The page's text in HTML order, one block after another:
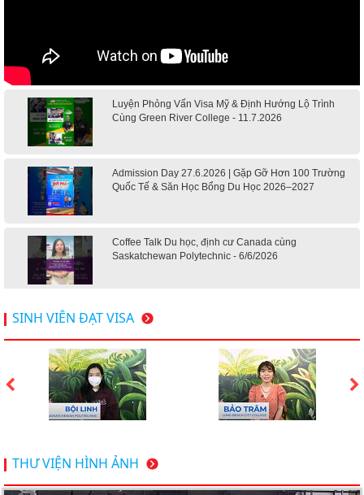
Luyện Phỏng Vấn Visa Mỹ & Định Hướng Lộ Trình
Cùng Green River College - 11.7.2026
Admission Day 27.6.2026 | Gặp Gỡ Hơn 100 Trường
Quốc Tế & Săn Học Bổng Du Học 2026–2027
Coffee Talk Du học, định cư Canada cùng
Saskatchewan Polytechnic - 6/6/2026
Hội thảo du học Mỹ 18.4.2026 - Đại học Mỹ học phí
dưới 20k/ năm
Du học Mỹ 2026 - Lấy bằng cử nhân lúc 20 tuổi cùng
chương trình High School Completion, Washington
bạn khám phá
SINH VIÊN ĐẠT VISA
THƯ VIỆN HÌNH ẢNH